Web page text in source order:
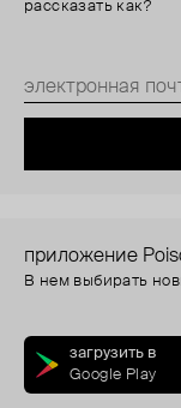
рассказать как?
приложение
В нем выбирать
загрузить в
Google Play